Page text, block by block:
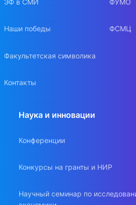
ЭФ в СМИ
Наши победы
Факультетская символика
Контакты
ФУМО
ФСМЦ
Наука и инновации
Конференции
Конкурсы на гранты и НИР
Научный семинар по